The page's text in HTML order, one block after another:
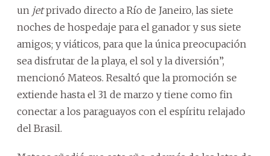
un jetprivado directo a Río de Janeiro, las siete
noches de hospedaje para el ganador y sus siete
amigos; y viáticos, para que la única preocupación
sea disfrutar de la playa, el sol y la diversión”,
mencionó Mateos. Resaltó que la promoción se
extiende hasta el 31 de marzo y tiene como fin
conectar a los paraguayos con el espíritu relajado
del Brasil.